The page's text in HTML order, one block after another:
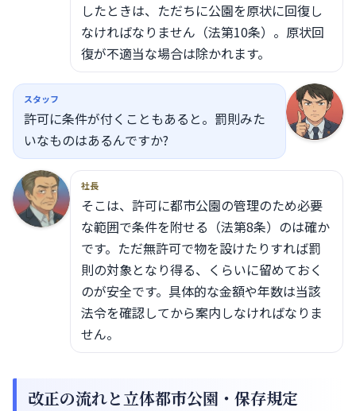
したときは、ただちに公園を原状に回復し
なければなりません（法第10条）。原状回
復が不適当な場合は除かれます。
スタッフ
許可に条件が付くこともあると。罰則みた
いなものはあるんですか?
社長
そこは、許可に都市公園の管理のため必要
な範囲で条件を附せる（法第8条）のは確か
です。ただ無許可で物を設けたりすれば罰
則の対象となり得る、くらいに留めておく
のが安全です。具体的な金額や年数は当該
法令を確認してから案内しなければなりま
せん。
改正の流れと立体都市公園・保存規定